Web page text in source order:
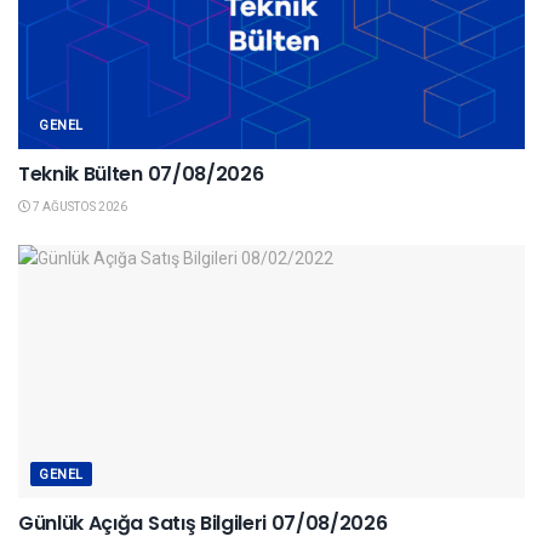
GENEL
Teknik Bülten 07/08/2026
7 AĞUSTOS 2026
GENEL
Günlük Açığa Satış Bilgileri 07/08/2026